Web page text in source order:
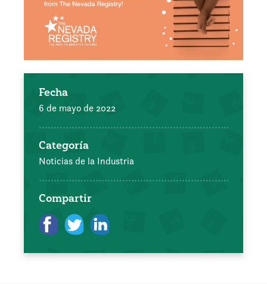
Fecha
6 de mayo de 2022
Categoría
Noticias de la Industria
Compartir